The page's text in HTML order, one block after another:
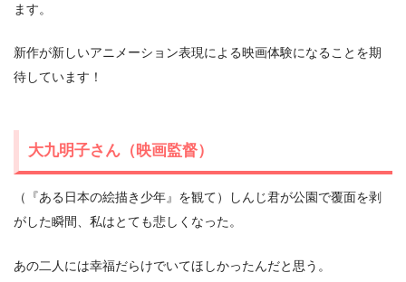
ます。
新作が新しいアニメーション表現による映画体験になることを期
待しています！
大九明子さん（映画監督）
（『ある日本の絵描き少年』を観て）しんじ君が公園で覆面を剥
がした瞬間、私はとても悲しくなった。
あの二人には幸福だらけでいてほしかったんだと思う。